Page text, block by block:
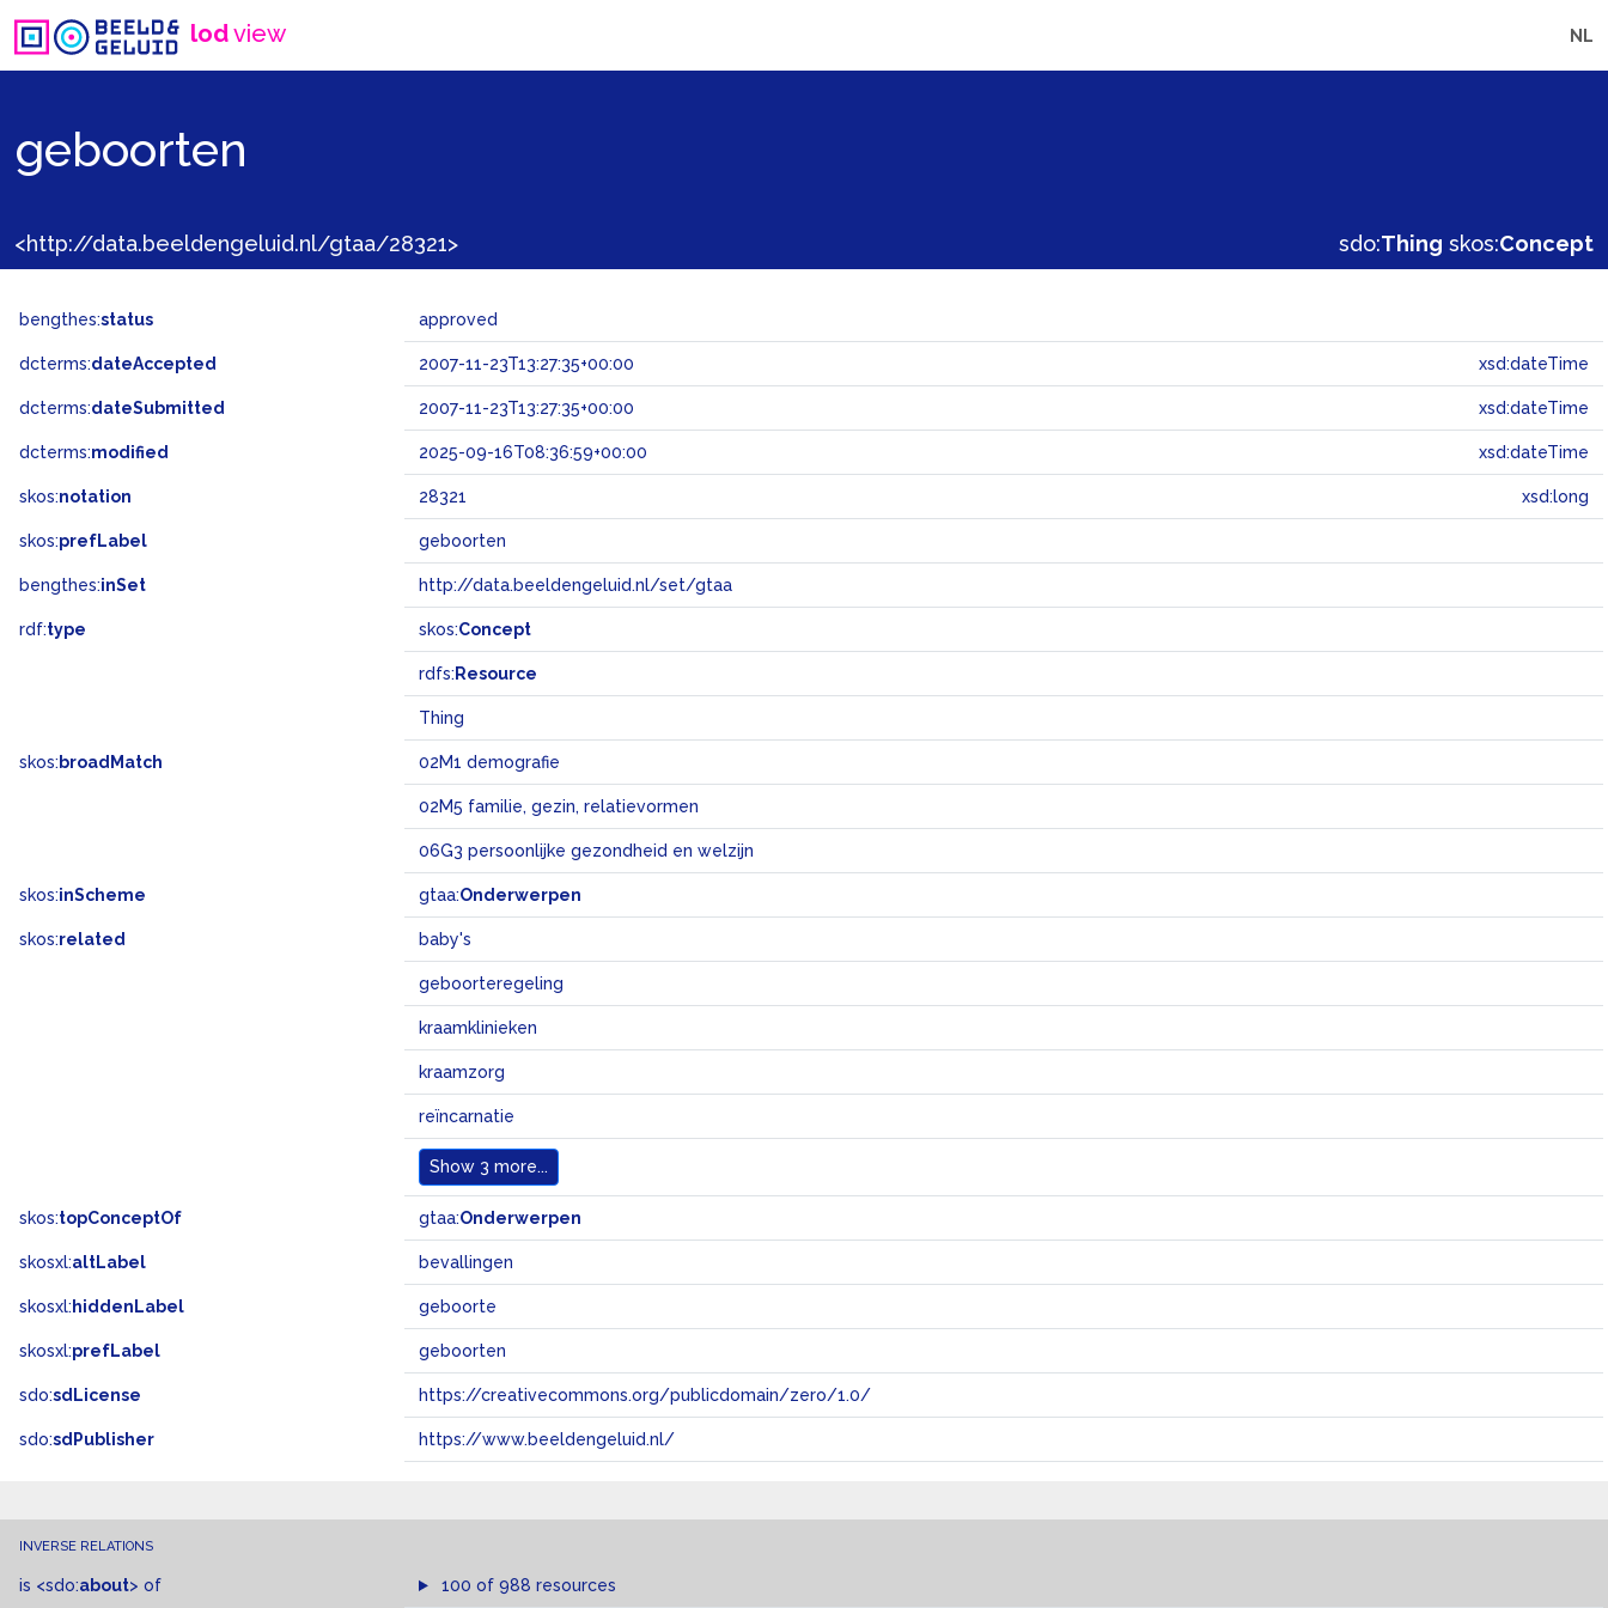
lodview NL
geboorten
<http://data.beeldengeluid.nl/gtaa/28321> sdo:Thing skos:Concept
bengthes:status approved
dcterms:dateAccepted 2007-11-23T13:27:35+00:00 xsd:dateTime
dcterms:dateSubmitted 2007-11-23T13:27:35+00:00 xsd:dateTime
dcterms:modified 2025-09-16T08:36:59+00:00 xsd:dateTime
skos:notation 28321 xsd:long
skos:prefLabel geboorten
bengthes:inSet http://data.beeldengeluid.nl/set/gtaa
rdf:type skos:Concept
rdfs: Resource
Thing
skos: broadMatch 02M1 demografie
02M5 familie, gezin, relatievormen
06G3 persoonlijke gezondheid en welzijn
skos:inScheme gtaa:Onderwerpen
skos:related baby's
geboorteregeling
kraamklinieken
kraamzorg
reïncarnatie
Show 3 more...
skos:topConceptOf gtaa:Onderwerpen
skosxl:altLabel bevallingen
skosxl: hiddenLabel geboorte
skosxl:prefLabel geboorten
sdo:sdLicense https://creativecommons.org/publicdomain/zero/1.0/
sdo:sdPublisher https://www.beeldengeluid.nl/
INVERSE RELATIONS
is <sdo:about> of 100 of 988 resources